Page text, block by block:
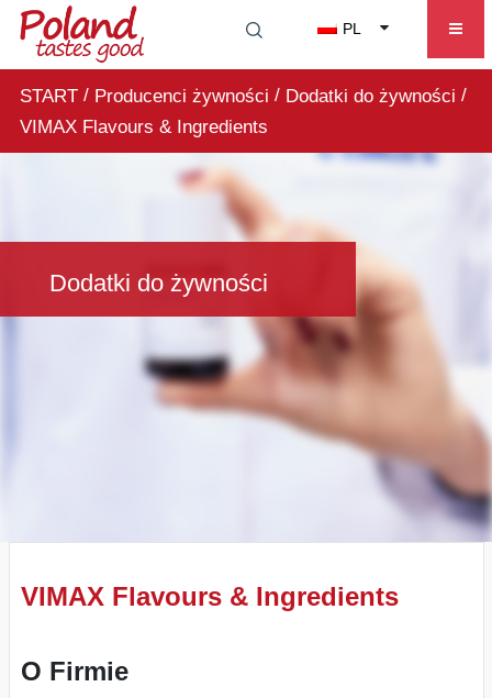
PL
START/ Producenci żywności / Dodatki do żywności /
VIMAX Flavours & Ingredients
Dodatki do żywności
VIMAX Flavours & Ingredients
O Firmie